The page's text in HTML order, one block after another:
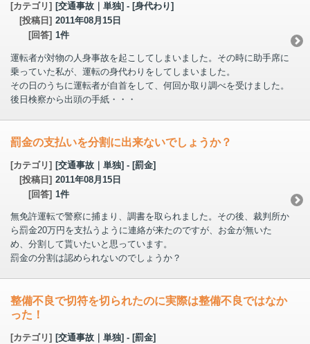
[カテゴリ] [交通事故｜単独] - [身代わり]
[投稿日] 2011年08月15日
[回答] 1件
運転者が対物の人身事故を起こしてしまいました。その時に助手席に
乗っていた私が、運転の身代わりをしてしまいました。
その日のうちに運転者が自首をして、何回か取り調べを受けました。
後日検察から出頭の手紙・・・
罰金の支払いを分割に出来ないでしょうか？
[カテゴリ] [交通事故｜単独] - [罰金]
[投稿日] 2011年08月15日
[回答] 1件
無免許運転で警察に捕まり、調書を取られました。その後、裁判所か
ら罰金20万円を支払うように連絡が来たのですが、お金が無いた
め、分割して貰いたいと思っています。
罰金の分割は認められないのでしょうか？
整備不良で切符を切られたのに実際は整備不良ではなか
った！
[カテゴリ] [交通事故｜単独] - [罰金]